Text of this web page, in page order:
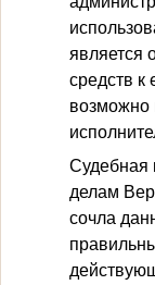
является
средств к
возможно
Судебная
делам
сочла